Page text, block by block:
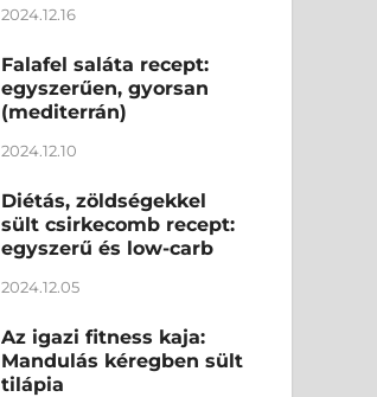
2024.12.16
Falafel saláta recept:
egyszerűen, gyorsan
(mediterrán)
2024.12.10
Diétás, zöldségekkel
sült csirkecomb recept:
egyszerű és low-carb
2024.12.05
Az igazi fitness kaja:
Mandulás kéregben sült
tilápia